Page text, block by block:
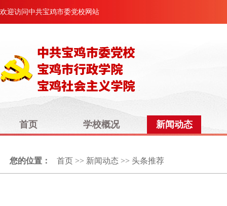
欢迎访问中共宝鸡市委党校网站
首页 学校概况 新闻动态
您的位置： 首页>> 新闻动态 >> 头条推荐